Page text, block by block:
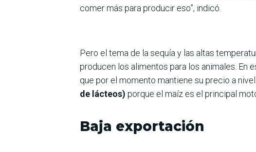
comer más para producir eso”, indicó.
Pero el tema de la sequía y las altas
producen los alimentos para los animales. En
que por el momento mantiene su precio a nivel
de lácteos) porque el maíz es el principal
Baja exportación